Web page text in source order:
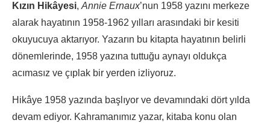
Kızın Hikâyesi, Annie Ernaux’nun 1958 yazını merkeze
alarak hayatının 1958-1962 yılları arasındaki bir kesiti
okuyucuya aktarıyor. Yazarın bu kitapta hayatının belirli
dönemlerinde, 1958 yazına tuttuğu aynayı oldukça
acımasız ve çıplak bir yerden izliyoruz.
Hikâye 1958 yazında başlıyor ve devamındaki dört yılda
devam ediyor. Kahramanımız yazar, kitaba konu olan